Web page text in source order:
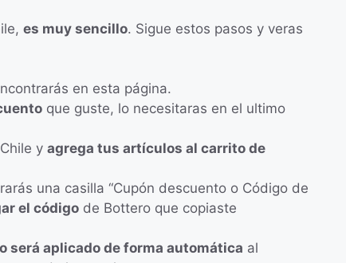
es muy sencillo. Sigue estos pasos y veras
en esta página.
que guste, lo necesitaras en el ultimo
y agrega tus artículos al carrito de
una casilla “Cupón descuento o Código de
el código de Bottero que copiaste
será aplicado de forma automática al